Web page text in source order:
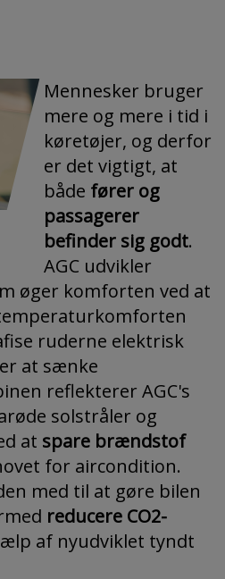
Mennesker bruger
mere og mere i tid i
køretøjer, og derfor
er det vigtigt, at
både fører og
passagerer
befinder sig godt.
AGC udvikler
øger komforten ved at
ruderne elektrisk
at sænke
reflekterer AGC's
solstråler og
at spare brændstof
for aircondition.
med til at gøre bilen
reducere CO2-
af nyudviklet tyndt